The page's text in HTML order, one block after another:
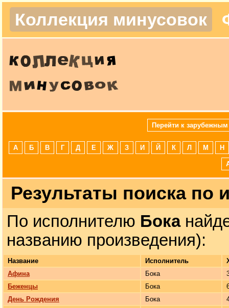
Коллекция минусовок
Перейти к зарубежным
А Б В Г Д Е Ж З И Й К Л М Н
Результаты поиска по
По исполнителю Бока
названию произведения):
Название Исполнитель
Афина
Бока
Беженцы
Бока
День Рождения
Бока